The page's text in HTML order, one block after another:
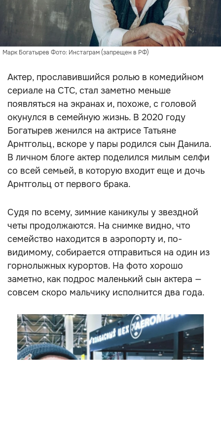
Марк Богатырев Фото: Инстаграм (запрещен в РФ)
Актер, прославившийся ролью в комедийном
сериале на СТС, стал заметно меньше
появляться на экранах и, похоже, с головой
окунулся в семейную жизнь. В 2020 году
Богатырев женился на актрисе Татьяне
Арнтгольц, вскоре у пары родился сын Данила.
В личном блоге актер поделился милым селфи
со всей семьей, в которую входит еще и дочь
Арнтгольц от первого брака.
Судя по всему, зимние каникулы у звездной
четы продолжаются. На снимке видно, что
семейство находится в аэропорту и, по-
видимому, собирается отправиться на один из
горнолыжных курортов. На фото хорошо
заметно, как подрос маленький сын актера —
совсем скоро мальчику исполнится два года.